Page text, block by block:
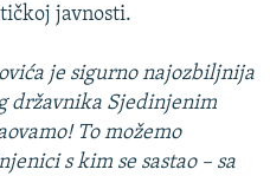
javnosti.
je sigurno najozbiljnija
državnika Sjedinjenim
To možemo
s kim se sastao – sa